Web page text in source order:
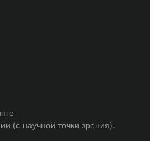
(с научной точки зрения).